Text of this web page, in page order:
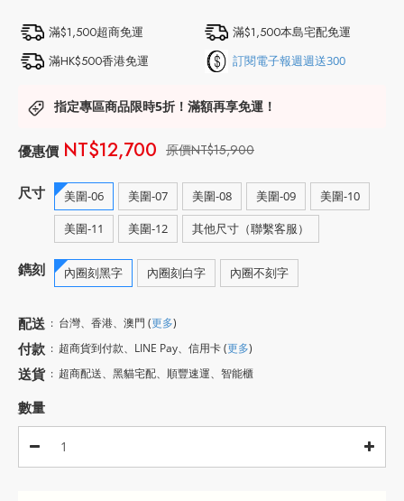
滿$1,500超商免運
滿$1,500本島宅配免運
滿HK$500香港免運
訂閱電子報週週送300
指定專區商品限時5折！滿額再享免運！
NT$15,900
NT$12,700
尺寸 美圍-06 美圍-07 美圍-08 美圍-09
美圍-10
美圍-11
美圍-12 其他尺寸（聯繫客服）
鐫刻 內圈刻黑字 內圈刻白字 內圈不刻字
配送 : 台灣、香港、澳門 (更多)
付款 : 超商貨到付款、LINE Pay、信用卡(更多)
送貨 : 超商配送、黑貓宅配、順豐速運、智能櫃
數量